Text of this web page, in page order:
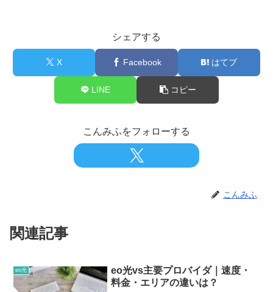
シェアする
X Facebook はてブ
LINE コピー
こんみふをフォローする
こんみふ
関連記事
eo光
eo光vs主要プロバイダ｜速度・
料金・エリアの違いは？